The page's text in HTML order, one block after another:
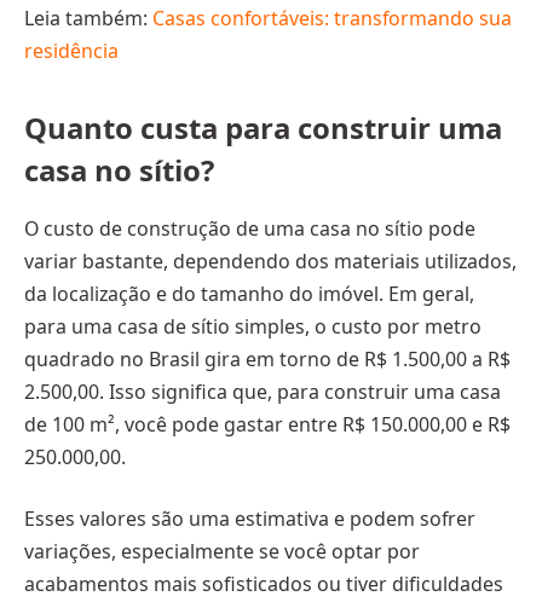
Leia também: Casas confortáveis: transformando sua
residência
Quanto custa para construir uma
casa no sítio?
O custo de construção de uma casa no sítio pode
variar bastante, dependendo dos materiais utilizados,
da localização e do tamanho do imóvel. Em geral,
para uma casa de sítio simples, o custo por metro
quadrado no Brasil gira em torno de R$ 1.500,00 a R$
2.500,00. Isso significa que, para construir uma casa
de 100 m², você pode gastar entre R$ 150.000,00 e R$
250.000,00.
Esses valores são uma estimativa e podem sofrer
variações, especialmente se você optar por
acabamentos mais sofisticados ou tiver dificuldades